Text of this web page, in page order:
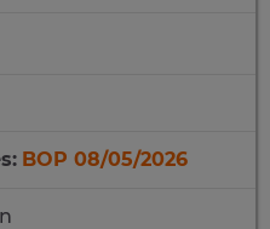
BOP 08/05/2026